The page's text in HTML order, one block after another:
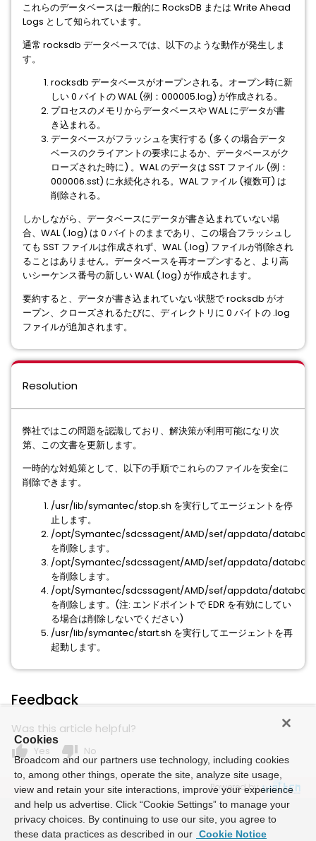
これらのデータベースは一般的に RocksDB または Write Ahead
Logs として知られています。
通常 rocksdb データベースでは、以下のような動作が発生しま
す。
rocksdb データベースがオープンされる。オープン時に新
しい 0 バイトの WAL (例：000005.log) が作成される。
プロセスのメモリからデータベースや WAL にデータが書
き込まれる。
データベースがフラッシュを実行する (多くの場合データ
ベースのクライアントの要求によるか、データベースがク
ローズされた時に) 。WAL のデータは SST ファイル (例：
000006.sst) に永続化される。WAL ファイル (複数可) は
削除される。
しかしながら、データベースにデータが書き込まれていない場
合、WAL (.log) は 0 バイトのままであり、この場合フラッシュし
ても SST ファイルは作成されず、WAL (.log) ファイルが削除され
ることはありません。データベースを再オープンすると、より高
いシーケンス番号の新しい WAL (.log) が作成されます。
要約すると、データが書き込まれていない状態で rocksdb がオ
ープン、クローズされるたびに、ディレクトリに 0 バイトの .log
ファイルが追加されます。
Resolution
弊社ではこの問題を認識しており、解決策が利用可能になり次
第、この文書を更新します。
一時的な対処策として、以下の手順でこれらのファイルを安全に
削除できます。
/usr/lib/symantec/stop.sh を実行してエージェントを停
止します。
/opt/Symantec/sdcssagent/AMD/sef/appdata/
を削除します。
/opt/Symantec/sdcssagent/AMD/sef/appdata/
を削除します。
/opt/Symantec/sdcssagent/AMD/sef/appdata/
を削除します。(注: エンドポイントで EDR を有効にしてい
る場合は削除しないでください)
/usr/lib/symantec/start.sh を実行してエージェントを再
起動します。
Feedback
Was this article helpful?
thumb_up Yes thumb_down No
Powered by
Cookies
Broadcom and our partners use technology, including cookies
to, among other things, operate the site, analyze site usage,
view and retain your site interactions, improve your experience
and help us advertise. Click “Cookie Settings” to manage your
privacy choices. By continuing to use our site, you agree to
these data practices as described in our Cookie Notice